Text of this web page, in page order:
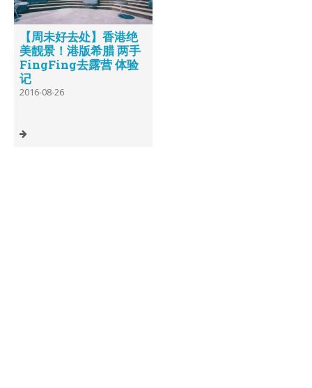
【周未好去处】香港绝
美靓景！港版希腊 两手
FingFing去露营 体验
记
2016-08-26